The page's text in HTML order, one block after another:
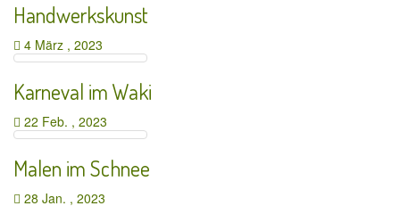
Handwerkskunst
4 März , 2023
Karneval im Waki
22 Feb. , 2023
Malen im Schnee
28 Jan. , 2023